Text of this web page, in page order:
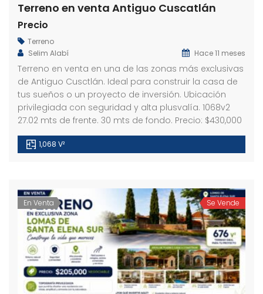
Terreno en venta Antiguo Cuscatlán
Precio
Terreno
Selim Alabí
Hace 11 meses
Terreno en venta en una de las zonas más exclusivas
de Antiguo Cusctlán. Ideal para construir la casa de
tus sueños o un proyecto de inversión. Ubicación
privilegiada con seguridad y alta plusvalía. 1068v2
27.02 mts de frente. 30 mts de fondo. Precio: $430,000
1,068 V²
En Venta Se Vende